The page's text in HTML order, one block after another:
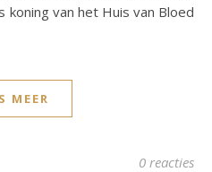
koning van het Huis van Bloed
MEER
0 reacties